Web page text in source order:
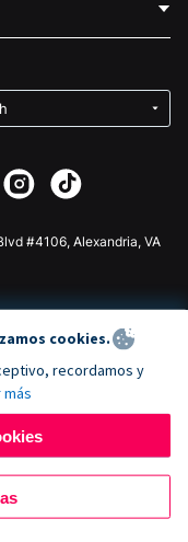
#4106, Alexandria, VA
cookies.
recordamos y
más